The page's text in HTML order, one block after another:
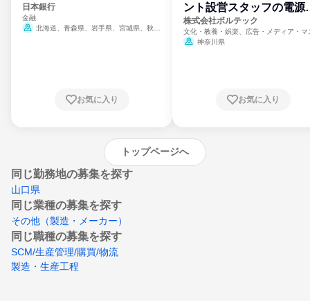
日本銀行
金融
北海道、青森県、岩手県、宮城県、秋田
崎県、熊本県、大分県、宮崎県、鹿児島県、
お気に入り
ント設営スタッフの電源
門
株式会社ボルテック
文化・教養・娯楽、広告・メディア・マ
ミ、電力・ガス・水道・エネルギー
神奈川県
お気に入り
トップページへ
同じ勤務地の募集を探す
山口県
同じ業種の募集を探す
その他（製造・メーカー）
同じ職種の募集を探す
SCM/生産管理/購買/物流
製造・生産工程